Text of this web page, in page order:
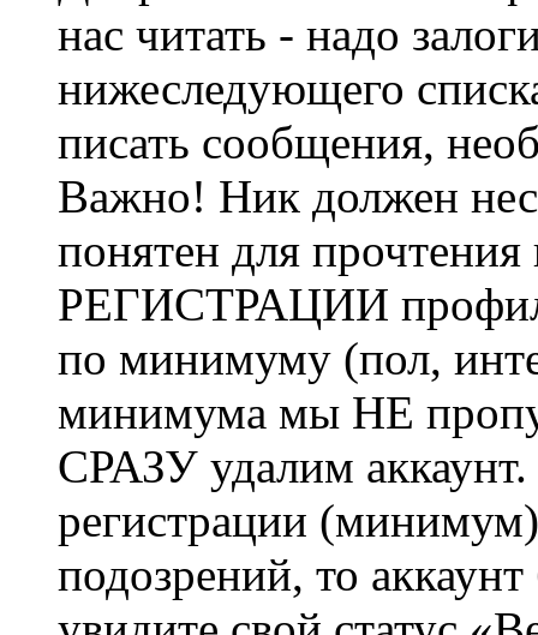
нас читать - надо
нижеследующего
писать сообщения,
Важно! Ник должен
понятен для
РЕГИСТРАЦИИ профиль
по минимуму (пол,
минимума мы НЕ
СРАЗУ удалим
регистрации
подозрений, то